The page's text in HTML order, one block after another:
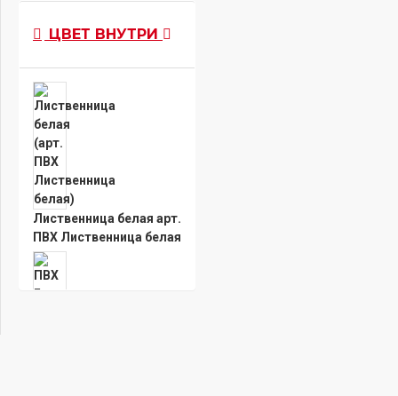
известковый
ПВХ Бьянко
ПВХ Оскуро
ПВХ Черная шагрень
ЦВЕТ ВНУТРИ
Лиственница белая арт.
ПВХ Лиственница белая